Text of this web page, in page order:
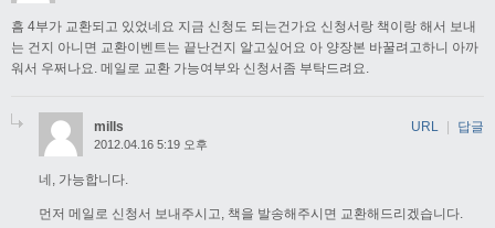
흠 4부가 교환되고 있었네요 지금 신청도 되는건가요 신청서랑 책이랑 해서 보내
는 건지 아니면 교환이벤트는 끝난건지 알고싶어요 아 양장본 바꿀려고하니 아까
워서 우쩌나요. 메일로 교환 가능여부와 신청서좀 부탁드려요.
mills
2012.04.16 5:19 오후
네, 가능합니다.
먼저 메일로 신청서 보내주시고, 책을 발송해주시면 교환해드리겠습니다.
URL 답글